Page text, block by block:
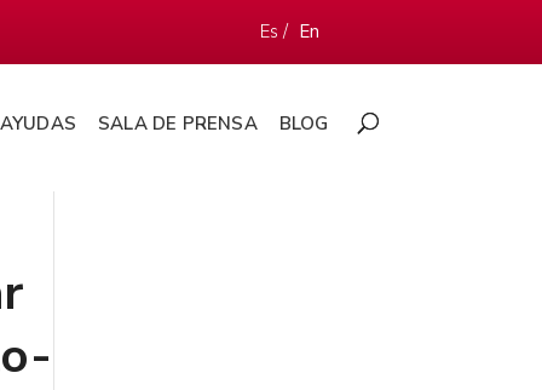
Es / En
AYUDAS SALA DE PRENSA BLOG